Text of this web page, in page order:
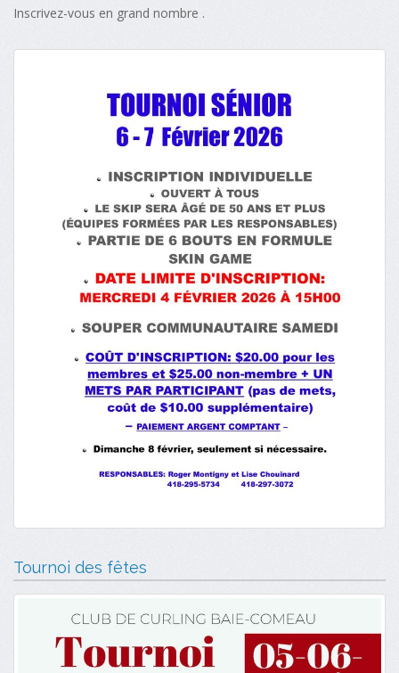
Inscrivez-vous en grand nombre .
Tournoi des fêtes